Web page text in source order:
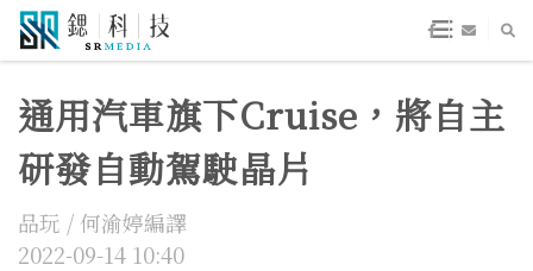
通用汽車旗下Cruise，將自主
研發自動駕駛晶片
品玩 / 何渝婷編譯
2022-09-14 10:40